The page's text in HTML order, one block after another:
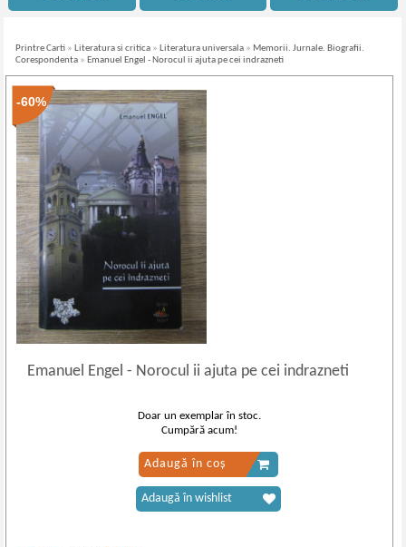
Printre Carti » Literatura si critica » Literatura universala » Memorii. Jurnale. Biografii.
Corespondenta » Emanuel Engel - Norocul ii ajuta pe cei indrazneti
-60%
Emanuel Engel- Norocul ii ajuta pe cei indrazneti
Doar un exemplar în stoc.
Cumpără acum!
Adaugă în coș
Adaugă în wishlist